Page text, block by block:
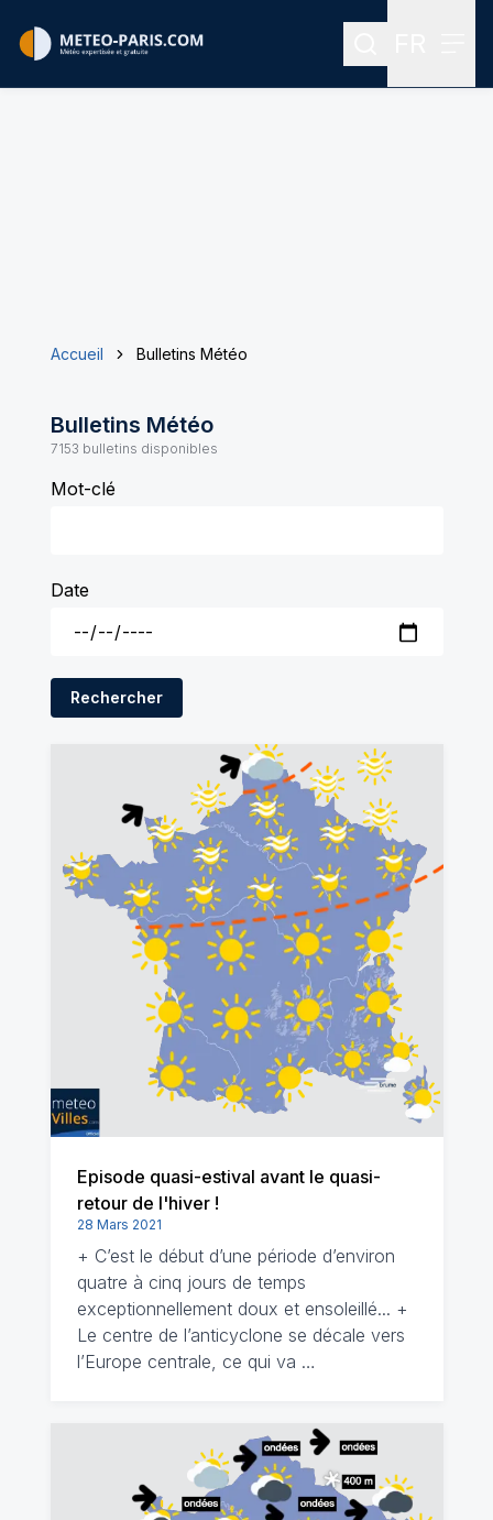
Rechercher
Accueil Bulletins Météo
Bulletins Météo
7153 bulletins disponibles
Mot-clé
Date
Rechercher
Episode quasi-estival avant le quasi-
retour de l'hiver !
28 Mars 2021
+ C’est le début d’une période d’environ
quatre à cinq jours de temps
exceptionnellement doux et ensoleillé... +
Le centre de l’anticyclone se décale vers
l’Europe centrale, ce qui va …